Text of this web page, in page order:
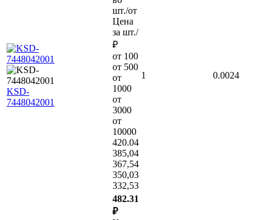
KSD-
7448042001
шт./от
Цена
за шт./
₽
от 100
от 500
от
1000
от
3000
от
10000
420.04
385,04
367,54
350,03
332,53
1 0.0024
482.31
₽